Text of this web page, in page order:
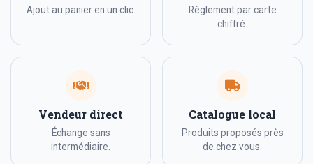
Ajout au panier en un clic.
Règlement par carte
chiffré.
Vendeur direct
Échange sans
intermédiaire.
Catalogue local
Produits proposés près
de chez vous.